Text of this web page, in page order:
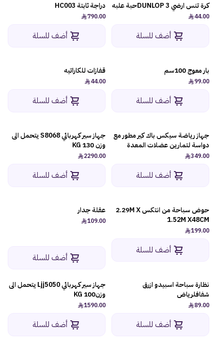
كرة تنس ارضي DUNLOP 3حبة علبه
44.00
أضف للسلة
دراجة ثابتة HC003
790.00
أضف للسلة
بار معوج 100سم
99.00
أضف للسلة
قفازات للكاراتيه
44.00
أضف للسلة
جهاز رياضة سيكس باك كير مطور مع
دواسة لتمارين عضلات المعدة
349.00
أضف للسلة
جهاز سير كهربائي S8068 يتحمل الى
وزن 130 KG
2290.00
أضف للسلة
حوض سباحة من انتكس 2.29M X
1.52M X48CM
199.00
أضف للسلة
عقلة جدار
109.00
أضف للسلة
نظارة سباحة اسبيدو ازرق
شفافلرياض
89.00
أضف للسلة
جهاز سير كهربائي Ljj5050 يتحمل الى
وزن100 KG
1590.00
أضف للسلة